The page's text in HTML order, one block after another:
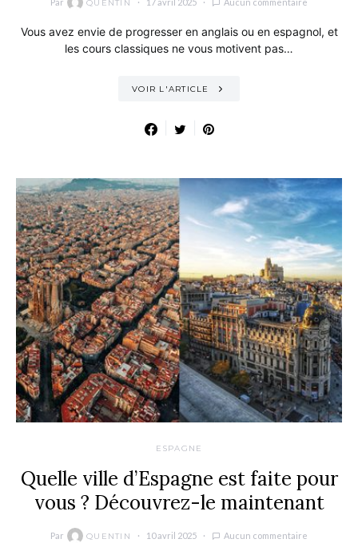
Par QUENTIN 17 avril 2025 Aucun commentaire
Vous avez envie de progresser en anglais ou en espagnol, et
les cours classiques ne vous motivent pas…
VOIR L'ARTICLE
ESPAGNE
Quelle ville d’Espagne est faite pour
vous ? Découvrez-le maintenant
Par QUENTIN 10 avril 2025 Aucun commentaire